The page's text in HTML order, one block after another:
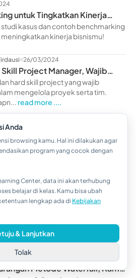
untuk Tingkatkan Kinerja
kasus dan contoh benchmarking
kinerja bisnismu!
26/03/2024
Project Manager, Wajib
hard skill project yang wajib
mengelola proyek serta tim.
read more ....
Untuk di Pelajari,
sejumlah proses untuk
terjadi di suatu organisasi. Pelajari
08/08/2024
Adalah: Tahapan, Contoh, dan
metode pembelajaran berbasis
contoh penerapan, kelebihan, dan
read more ....
2024
Metode Waterfall, Kamu
kamu butuh bantuan,
Anda
browsing kamu. Hal ini dilakukan agar
program yang cocok dengan
Center, data ini akan terhubung
belajar di kelas. Kamu bisa ubah
lengkap ada di Kebijakan
Tolak
& Lanjutkan